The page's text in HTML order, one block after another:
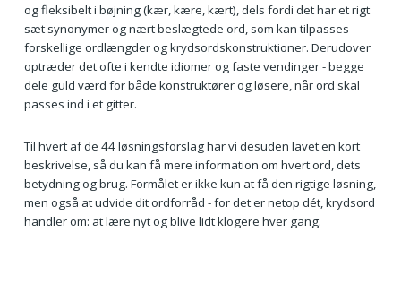
og fleksibelt i bøjning (kær, kære, kært), dels fordi det har et rigt
sæt synonymer og nært beslægtede ord, som kan tilpasses
forskellige ordlængder og krydsordskonstruktioner. Derudover
optræder det ofte i kendte idiomer og faste vendinger - begge
dele guld værd for både konstruktører og løsere, når ord skal
passes ind i et gitter.
Til hvert af de 44 løsningsforslag har vi desuden lavet en kort
beskrivelse, så du kan få mere information om hvert ord, dets
betydning og brug. Formålet er ikke kun at få den rigtige løsning,
men også at udvide dit ordforråd - for det er netop dét, krydsord
handler om: at lære nyt og blive lidt klogere hver gang.